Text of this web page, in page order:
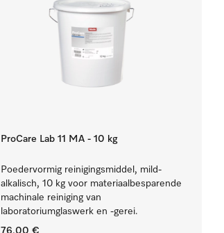
ProCare Lab 11 MA - 10 kg
Poedervormig reinigingsmiddel, mild-
alkalisch, 10 kg voor materiaalbesparende
machinale reiniging van
laboratoriumglaswerk en -gerei.
76,00 €